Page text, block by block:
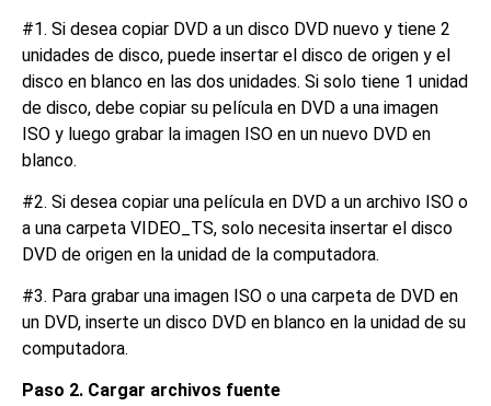
#1. Si desea copiar DVD a un disco DVD nuevo y tiene 2
unidades de disco, puede insertar el disco de origen y el
disco en blanco en las dos unidades. Si solo tiene 1 unidad
de disco, debe copiar su película en DVD a una imagen
ISO y luego grabar la imagen ISO en un nuevo DVD en
blanco.
#2. Si desea copiar una película en DVD a un archivo ISO o
a una carpeta VIDEO_TS, solo necesita insertar el disco
DVD de origen en la unidad de la computadora.
#3. Para grabar una imagen ISO o una carpeta de DVD en
un DVD, inserte un disco DVD en blanco en la unidad de su
computadora.
Paso 2. Cargar archivos fuente